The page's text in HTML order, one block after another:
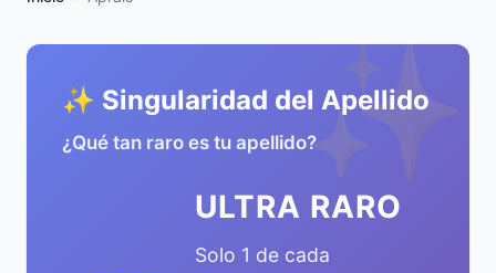
✨
✨ Singularidad del Apellido
¿Qué tan raro es tu apellido?
ULTRA RARO
Solo 1 de cada